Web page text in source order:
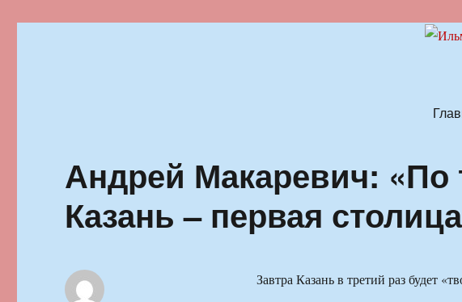
Андрей Макаревич: «По
Казань – первая
Завтра Казань в третий раз будет